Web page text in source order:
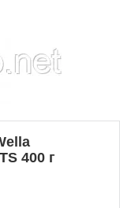
400 г